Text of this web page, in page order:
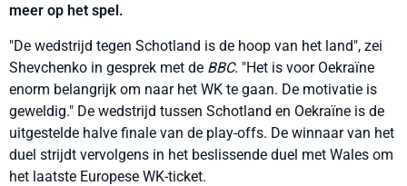
meer op het spel.
"De wedstrijd tegen Schotland is de hoop van het land", zei
Shevchenko in gesprek met de BBC. "Het is voor Oekraïne
enorm belangrijk om naar het WK te gaan. De motivatie is
geweldig." De wedstrijd tussen Schotland en Oekraïne is de
uitgestelde halve finale van de play-offs. De winnaar van het
duel strijdt vervolgens in het beslissende duel met Wales om
het laatste Europese WK-ticket.